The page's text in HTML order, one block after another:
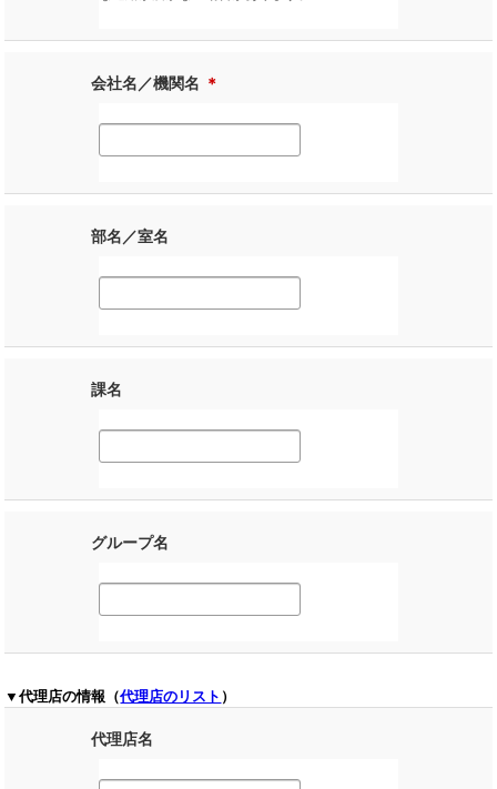
会社名／機関名 ＊
部名／室名
課名
グループ名
▼代理店の情報（代理店のリスト ）
代理店名